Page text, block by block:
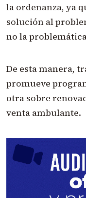
la ordenanza, ya
solución al
no la
De esta manera,
promueve
otra sobre
venta ambulante.